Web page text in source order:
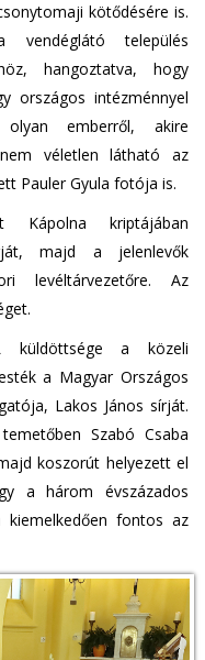
kötődésére is.
település
hangoztatva, hogy
országos intézménnyel
emberről, akire
véletlen látható az
Pauler Gyula fotója is.
kriptájában
majd a jelenlevők
levéltárvezetőre. Az
küldöttsége a közeli
a Magyar Országos
Lakos János sírját.
Szabó Csaba
koszorút helyezett el
a három évszázados
kiemelkedően fontos az